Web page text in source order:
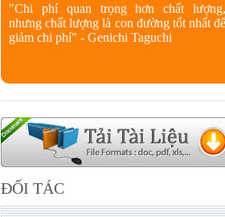
"Chi phí quan trọng hơn chất lượng,
nhưng chất lượng là con đường tốt nhất để
giảm chi phí" - Genichi Taguchi
ĐỐI TÁC